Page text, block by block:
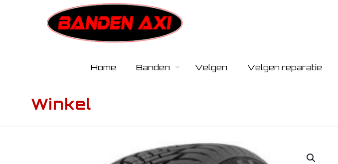
Home Banden Velgen Velgen reparatie
Winkel